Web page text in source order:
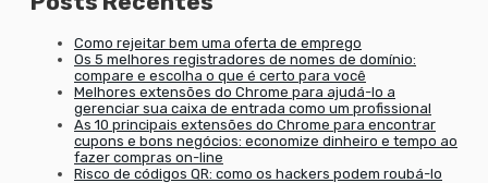
Como rejeitar bem uma oferta de emprego
Os 5 melhores registradores de nomes de domínio:
compare e escolha o que é certo para você
Melhores extensões do Chrome para ajudá-lo a
gerenciar sua caixa de entrada como um profissional
As 10 principais extensões do Chrome para encontrar
cupons e bons negócios: economize dinheiro e tempo ao
fazer compras on-line
Risco de códigos QR: como os hackers podem roubá-lo